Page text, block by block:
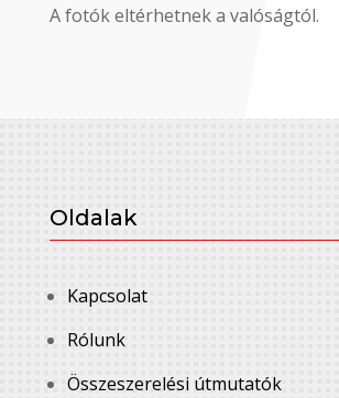
A fotók eltérhetnek a valóságtól.
Oldalak
Kapcsolat
Rólunk
Összeszerelési útmutatók